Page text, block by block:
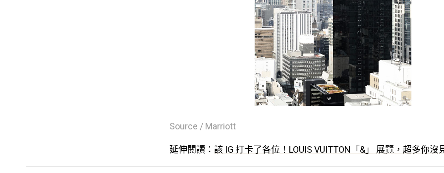
Source / Marriott
延伸閱讀： 該 IG 打卡了各位！LOUIS VUITTON「&」 展覽，超多你沒